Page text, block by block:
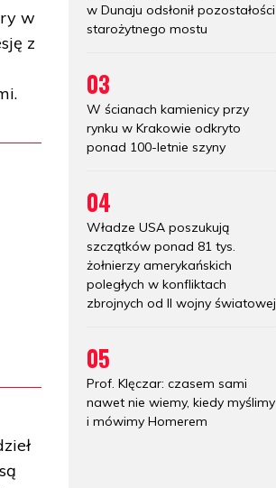
w
z
w Dunaju odsłonił pozostałości
starożytnego mostu
03
W ścianach kamienicy przy
rynku w Krakowie odkryto
ponad 100-letnie szyny
04
Władze USA poszukują
szczątków ponad 81 tys.
żołnierzy amerykańskich
poległych w konfliktach
zbrojnych od II wojny światowej
05
Prof. Klęczar: czasem sami
nawet nie wiemy, kiedy myślimy
i mówimy Homerem